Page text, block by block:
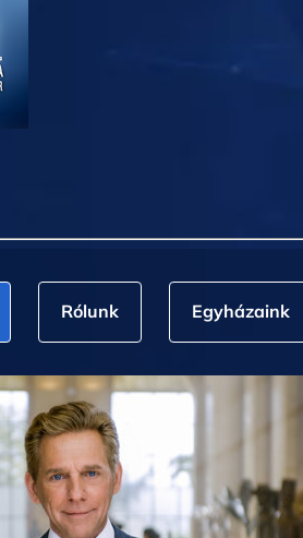
Rólunk Egyházaink